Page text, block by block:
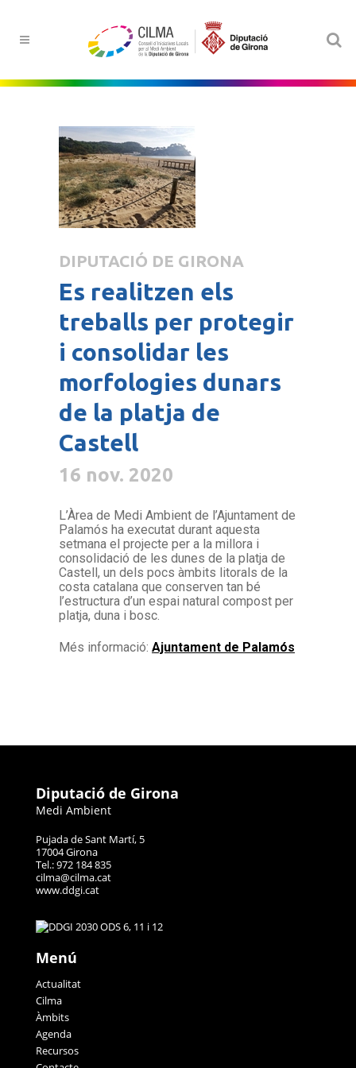
DIPUTACIÓ DE GIRONA
Es realitzen els
treballs per protegir
i consolidar les
morfologies dunars
de la platja de
Castell
16 nov. 2020
L’Àrea de Medi Ambient de l’Ajuntament de
Palamós ha executat durant aquesta
setmana el projecte per a la millora i
consolidació de les dunes de la platja de
Castell, un dels pocs àmbits litorals de la
costa catalana que conserven tan bé
l’estructura d’un espai natural compost per
platja, duna i bosc.
Més informació: Ajuntament de Palamós
Diputació de Girona
Medi Ambient
Pujada de Sant Martí, 5
17004 Girona
Tel.: 972 184 835
cilma@cilma.cat
www.ddgi.cat
Menú
Actualitat
Cilma
Àmbits
Agenda
Recursos